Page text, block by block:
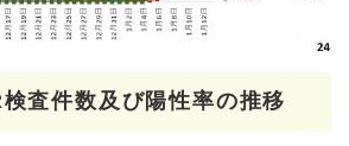
査件数及び陽性率の推移